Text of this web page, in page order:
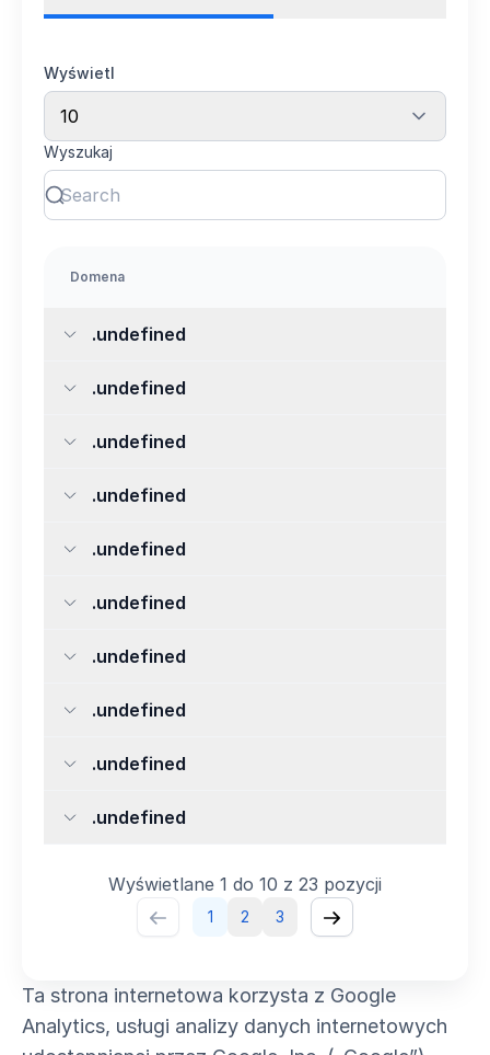
Wyświetl
10
Wyszukaj
Domena
.undefined
.undefined
.undefined
.undefined
.undefined
.undefined
.undefined
.undefined
.undefined
.undefined
Wyświetlane 1 do 10 z 23 pozycji
1 2 3
Ta strona internetowa korzysta z Google
Analytics, usługi analizy danych internetowych